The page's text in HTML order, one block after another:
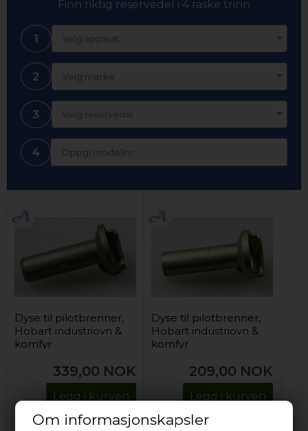
Om informasjonskapsler
Finn riktig reservedel i 4 raske trinn
1 Velg apparat
2 Velg merke
3 Velg reservedel
4
Dyse til pilotbrenner,
Hobart industriovn &
komfyr
339,00 NOK
Legg i kurven
På lager (Lev. 2-4 virkedager ).
Dyse til pilotbrenner,
Hobart industriovn &
komfyr
209,00 NOK
Legg i kurven
På lager ( Lev. 2-4 virkedager